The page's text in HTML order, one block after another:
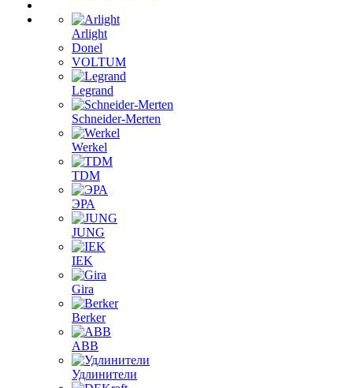
Arlight
Donel
VOLTUM
Legrand
Schneider-Merten
Werkel
TDM
ЭРА
JUNG
IEK
Gira
Berker
ABB
Удлинители